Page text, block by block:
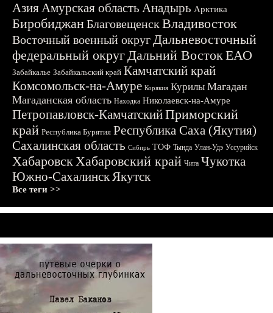
АзияАмурская область Анадырь Арктика
БиробиджанБлаговещенскВладивосток
Восточный военный округДальневосточный
федеральный округДальний ВостокЕАО
Забайкалье Забайкальский край Камчатский край
Комсомольск-на-Амуре Корякия Курилы Магадан
Магаданская область Находка Николаевск-на-Амуре
Петропавловск-КамчатскийПриморский
край Республика Бурятия Республика Саха (Якутия)
Сахалинская область Сибирь ТОФ Тында Улан-Удэ Уссурийск
ХабаровскХабаровский край Чита Чукотка
Южно-СахалинскЯкутск
Все теги >>